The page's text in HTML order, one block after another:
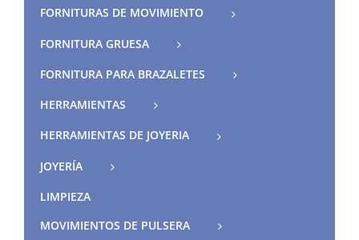
FORNITURAS DE MOVIMIENTO
FORNITURA GRUESA
FORNITURA PARA BRAZALETES
HERRAMIENTAS
HERRAMIENTAS DE JOYERIA
JOYERÍA
LIMPIEZA
MOVIMIENTOS DE PULSERA